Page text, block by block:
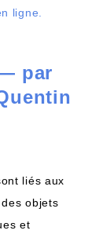
ligne.
par
liés aux
objets
et